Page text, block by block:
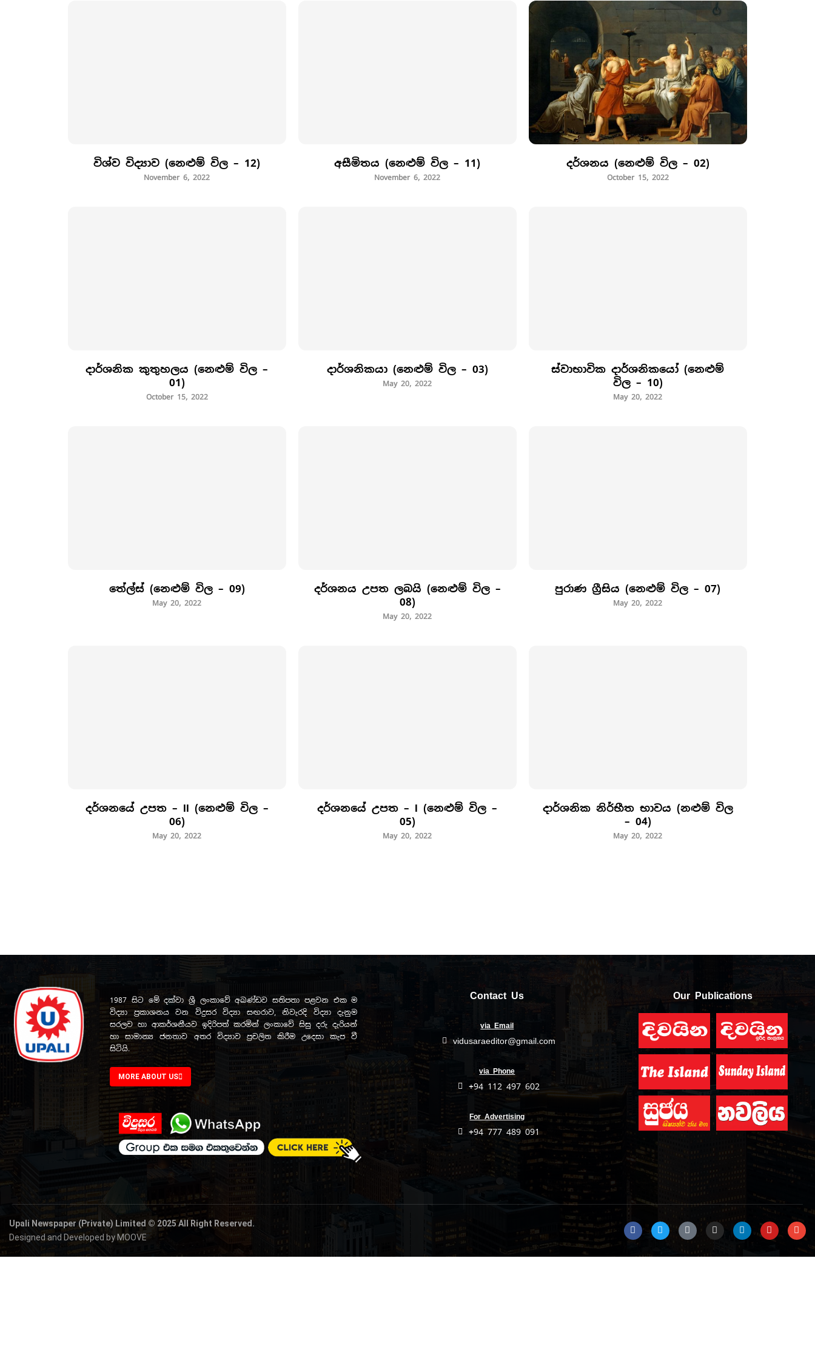
විශ්ව විද්‍යාව (නෙළුම් විල – 12)
November 6, 2022
අසීමිතය (නෙළුම් විල – 11)
November 6, 2022
දර්ශනය (නෙළුම් විල – 02)
October 15, 2022
දාර්ශනික කුතුහලය (නෙළුම් විල –
01)
October 15, 2022
දාර්ශනිකයා (නෙළුම් විල – 03)
May 20, 2022
ස්වාභාවික දාර්ශනිකයෝ (නෙළුම්
විල – 10)
May 20, 2022
තේල්ස් (නෙළුම් විල – 09)
May 20, 2022
දර්ශනය උපත ලබයි (නෙළුම් විල –
08)
May 20, 2022
පුරාණ ග්‍රීසිය (නෙළුම් විල – 07)
May 20, 2022
දර්ශනයේ උපත – II (නෙළුම් විල –
06)
May 20, 2022
දර්ශනයේ උපත – I (නෙළුම් විල –
05)
May 20, 2022
දාර්ශනික නිර්භීත භාවය (නළුම් විල
– 04)
May 20, 2022
1987 සිට මේ දක්වා ශ්‍රී ලංකාවේ අඛණ්ඩව සතිපතා පළවන එක ම
විද්‍යා ප්‍රකාශනය වන විදුසර විද්‍යා සඟරාව, නිවැරදි විද්‍යා දැනුම
සරලව හා ආකර්ශනීයව ඉදිරිපත් කරමින් ලංකාවේ සිසු දරු දැරියන්
හා සාමාන්‍ය ජනතාව අතර විද්‍යාව ප්‍රචලිත කිරීම උදෙසා කැප වී
සිටියි.
MORE ABOUT US
Contact Us
via Email
vidusaraeditor@gmail.com
via Phone
+94 112 497 602
For Advertising
+94 777 489 091
Our Publications
Upali Newspaper (Private) Limited © 2025 All Right Reserved.
Designed and Developed by MOOVE